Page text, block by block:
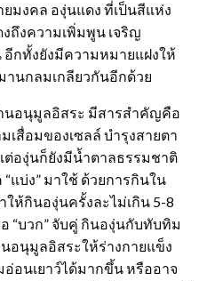
มงคล องุ่นแดง ที่เป็นสีแห่ง
ถึงความเพิ่มพูน เจริญ
กทั้งยังมีความหมายแฝงให้
นกลมเกลียวกันอีกด้วย
นอนุมูลอิสระ มีสารสำคัญคือ
เสื่อมของเซลล์ บำรุงสายตา
ต่องุ่นก็ยังมีน้ำตาลธรรมชาติ
แบ่ง” มาใช้ ด้วยการกินใน
ห้กินองุ่นครั้งละไม่เกิน 5-8
“บวก” จับคู่ กินองุ่นกับทับทิม
อนุมูลอิสระให้ร่างกายแข็ง
อนเยาว์ได้มากขึ้น หรืออาจ